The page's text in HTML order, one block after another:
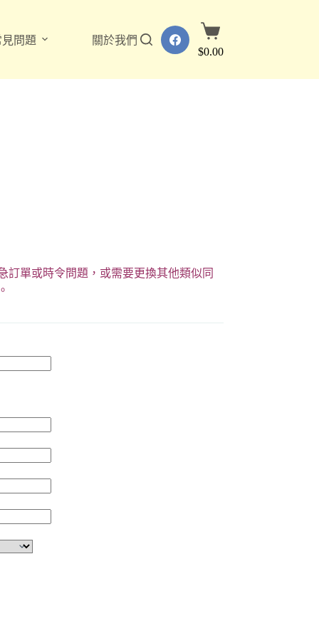
見問題 關於我們
購
物
$0.00
訂單或時令問題，或需要更換其他類似同